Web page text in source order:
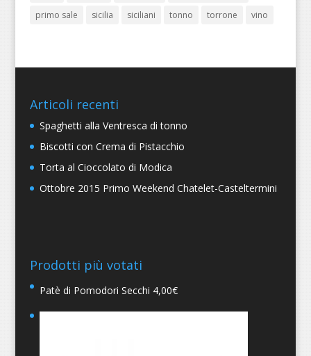
primo sale
sicilia siciliani tonno torrone vino
Articoli recenti
Spaghetti alla Ventresca di tonno
Biscotti con Crema di Pistacchio
Torta al Cioccolato di Modica
Ottobre 2015 Primo Weekend Chatelet-Casteltermini
Prodotti più votati
Patè di Pomodori Secchi 4,00€